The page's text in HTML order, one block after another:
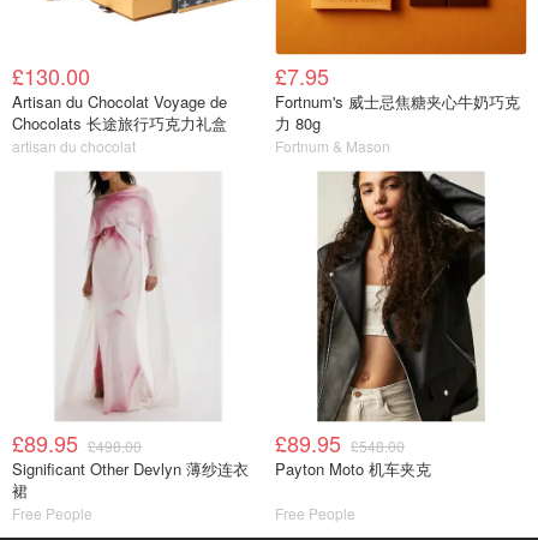
£130.00
Artisan du Chocolat Voyage de
Chocolats 长途旅行巧克力礼盒
artisan du chocolat
£7.95
Fortnum's 威士忌焦糖夹心牛奶巧克
力 80g
Fortnum & Mason
£89.95 £498.00
Significant Other Devlyn 薄纱连衣
裙
Free People
£89.95 £548.00
Payton Moto 机车夹克
Free People